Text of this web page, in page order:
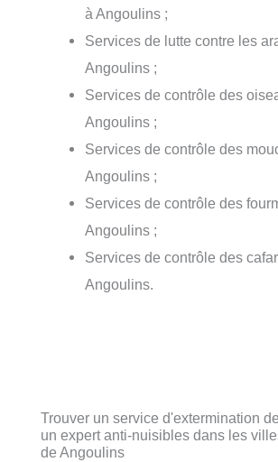
à Angoulins ;
Services de lutte contre les
Angoulins ;
Services de contrôle des
Angoulins ;
Services de contrôle des
Angoulins ;
Services de contrôle des
Angoulins ;
Services de contrôle des
Angoulins.
Trouver un service d'extermination
un expert anti-nuisibles dans les
de Angoulins